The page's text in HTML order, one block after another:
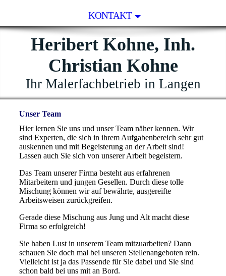
KONTAKT
Heribert Kohne, Inh.
Christian Kohne
Ihr Malerfachbetrieb in Langen
Unser Team
Hier lernen Sie uns und unser Team näher kennen. Wir
sind Experten, die sich in ihrem Aufgabenbereich sehr gut
auskennen und mit Begeisterung an der Arbeit sind!
Lassen auch Sie sich von unserer Arbeit begeistern.
Das Team unserer Firma besteht aus erfahrenen
Mitarbeitern und jungen Gesellen. Durch diese tolle
Mischung können wir auf bewährte, ausgereifte
Arbeitsweisen zurückgreifen.
Gerade diese Mischung aus Jung und Alt macht diese
Firma so erfolgreich!
Sie haben Lust in unserem Team mitzuarbeiten? Dann
schauen Sie doch mal bei unseren Stellenangeboten rein.
Vielleicht ist ja das Passende für Sie dabei und Sie sind
schon bald bei uns mit an Bord.